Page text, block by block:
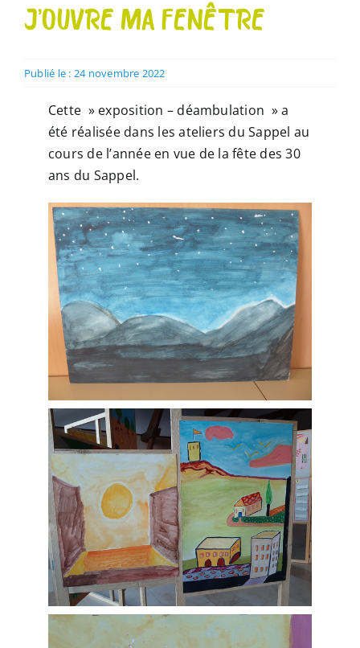
J’OUVRE MA FENÊTRE
Publié le : 24 novembre 2022
Cette » exposition – déambulation » a
été réalisée dans les ateliers du Sappel au
cours de l’année en vue de la fête des 30
ans du Sappel.